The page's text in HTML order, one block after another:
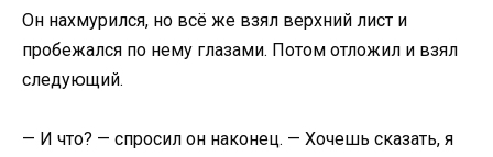
Он нахмурился, но всё же взял верхний лист и
пробежался по нему глазами. Потом отложил и взял
следующий.
— И что? — спросил он наконец. — Хочешь сказать, я